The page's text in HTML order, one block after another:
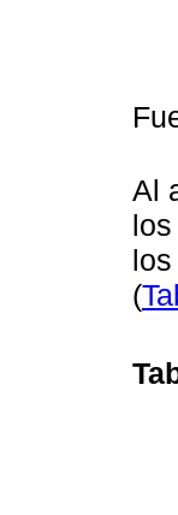
Al
(